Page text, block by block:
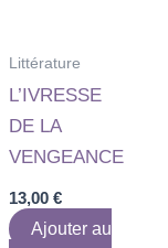
Littérature
L’IVRESSE
DE LA
VENGEANCE
13,00 €
Ajouter au